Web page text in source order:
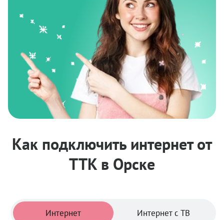
Как подключить интернет от
ТТК в Орске
Интернет Интернет с ТВ
Тарифы